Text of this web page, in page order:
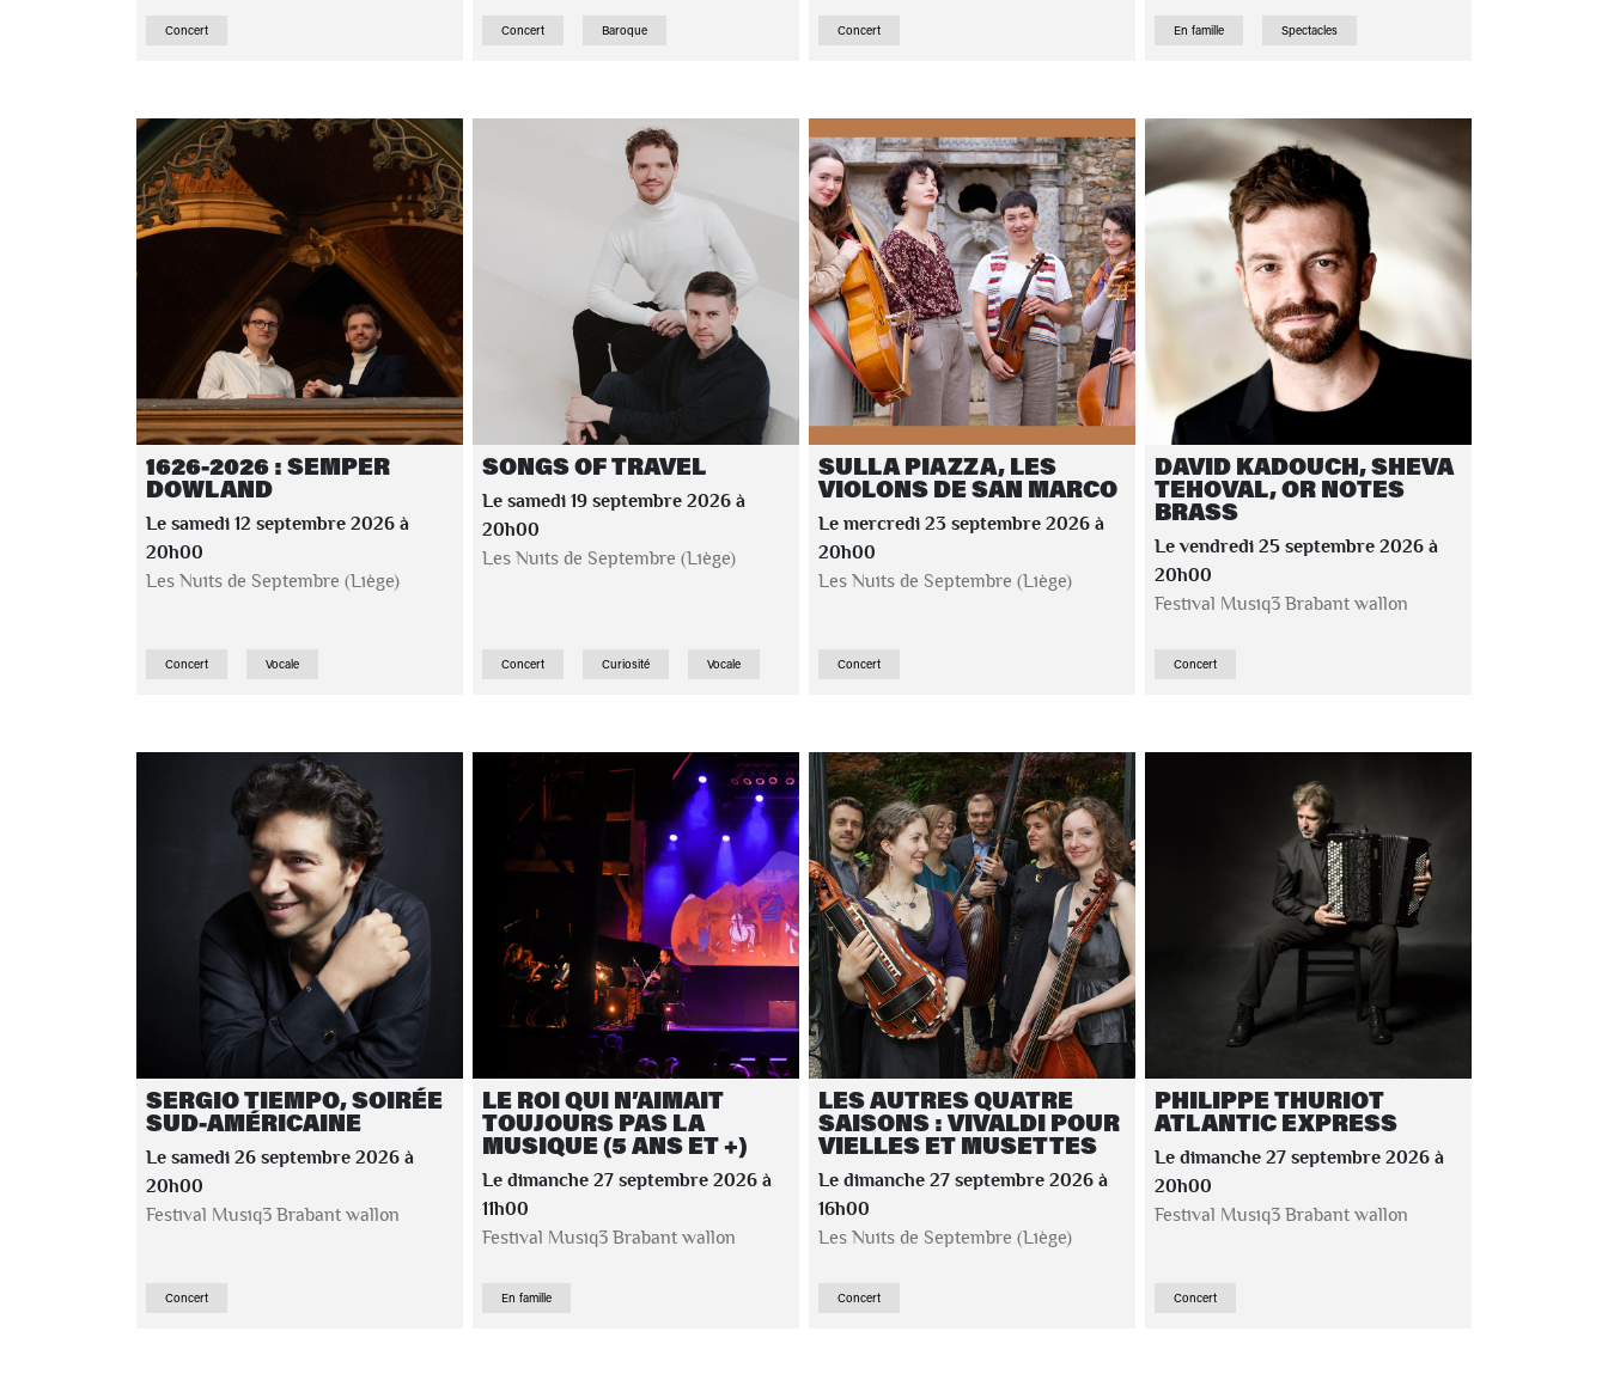
Concert Concert Baroque Concert En famille Spectacles
1626-2026 : SEMPER
DOWLAND
Le samedi 12 septembre 2026 à
20h00
Les Nuits de Septembre (Liège)
Concert Vocale
SONGS OF TRAVEL
Le samedi 19 septembre 2026 à
20h00
Les Nuits de Septembre (Liège)
Concert Curiosité Vocale
SULLA PIAZZA, LES
VIOLONS DE SAN MARCO
Le mercredi 23 septembre 2026 à
20h00
Les Nuits de Septembre (Liège)
Concert
DAVID KADOUCH, SHEVA
TEHOVAL, OR NOTES
BRASS
Le vendredi 25 septembre 2026 à
20h00
Festival Musiq3 Brabant wallon
Concert
SERGIO TIEMPO, SOIRÉE
SUD-AMÉRICAINE
Le samedi 26 septembre 2026 à
20h00
Festival Musiq3 Brabant wallon
Concert
LE ROI QUI N’AIMAIT
TOUJOURS PAS LA
MUSIQUE (5 ANS ET +)
Le dimanche 27 septembre 2026 à
11h00
Festival Musiq3 Brabant wallon
En famille
LES AUTRES QUATRE
SAISONS : VIVALDI POUR
VIELLES ET MUSETTES
Le dimanche 27 septembre 2026 à
16h00
Les Nuits de Septembre (Liège)
Concert
PHILIPPE THURIOT
ATLANTIC EXPRESS
Le dimanche 27 septembre 2026 à
20h00
Festival Musiq3 Brabant wallon
Concert